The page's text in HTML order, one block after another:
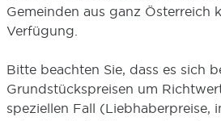
Gemeinden aus ganz Österreich
Verfügung.
Bitte beachten Sie, dass es sich
Grundstückspreisen um
speziellen Fall (Liebhaberpreise,